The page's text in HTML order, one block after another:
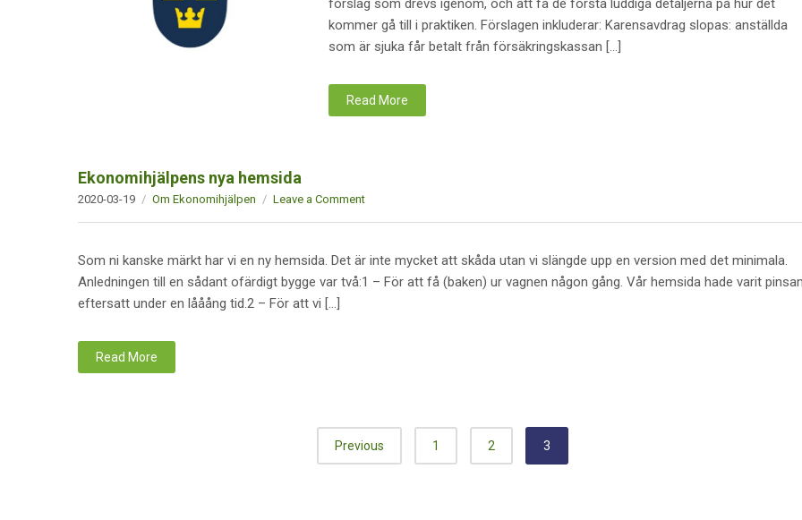
kommer gå till i praktiken. Förslagen inkluderar: Karensavdrag slopas: anställda
som är sjuka får betalt från försäkringskassan […]
Read More
Ekonomihjälpens nya hemsida
2020-03-19 Om Ekonomihjälpen Leave a Comment
Som ni kanske märkt har vi en ny hemsida. Det är inte mycket att skåda utan vi slängde upp en version med det minimala.
Anledningen till en sådant ofärdigt bygge var två:1 – För att få (baken) ur vagnen någon gång. Vår hemsida hade varit
eftersatt under en lååång tid.2 – För att vi […]
Read More
Previous 1 2 3